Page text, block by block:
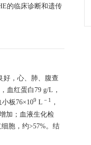
的临床诊断和遗传
好，心、肺、腹查
，血红蛋白79 g/L，
板76×109 L －1 ，
加；血液生化检
胞，约>57%。结